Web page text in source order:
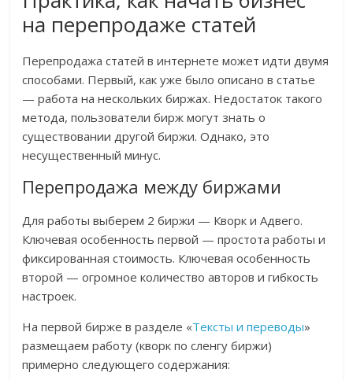
на перепродаже статей
Перепродажа статей в интернете может идти двумя
способами. Первый, как уже было описано в статье
— работа на нескольких биржах. Недостаток такого
метода, пользователи бирж могут знать о
существовании другой биржи. Однако, это
несущественный минус.
Перепродажа между биржами
Для работы выберем 2 биржи — Кворк и Адвего.
Ключевая особенность первой — простота работы и
фиксированная стоимость. Ключевая особенность
второй — огромное количество авторов и гибкость
настроек.
На первой бирже в разделе «Тексты и переводы»
размещаем работу (кворк по сленгу биржи)
примерно следующего содержания: